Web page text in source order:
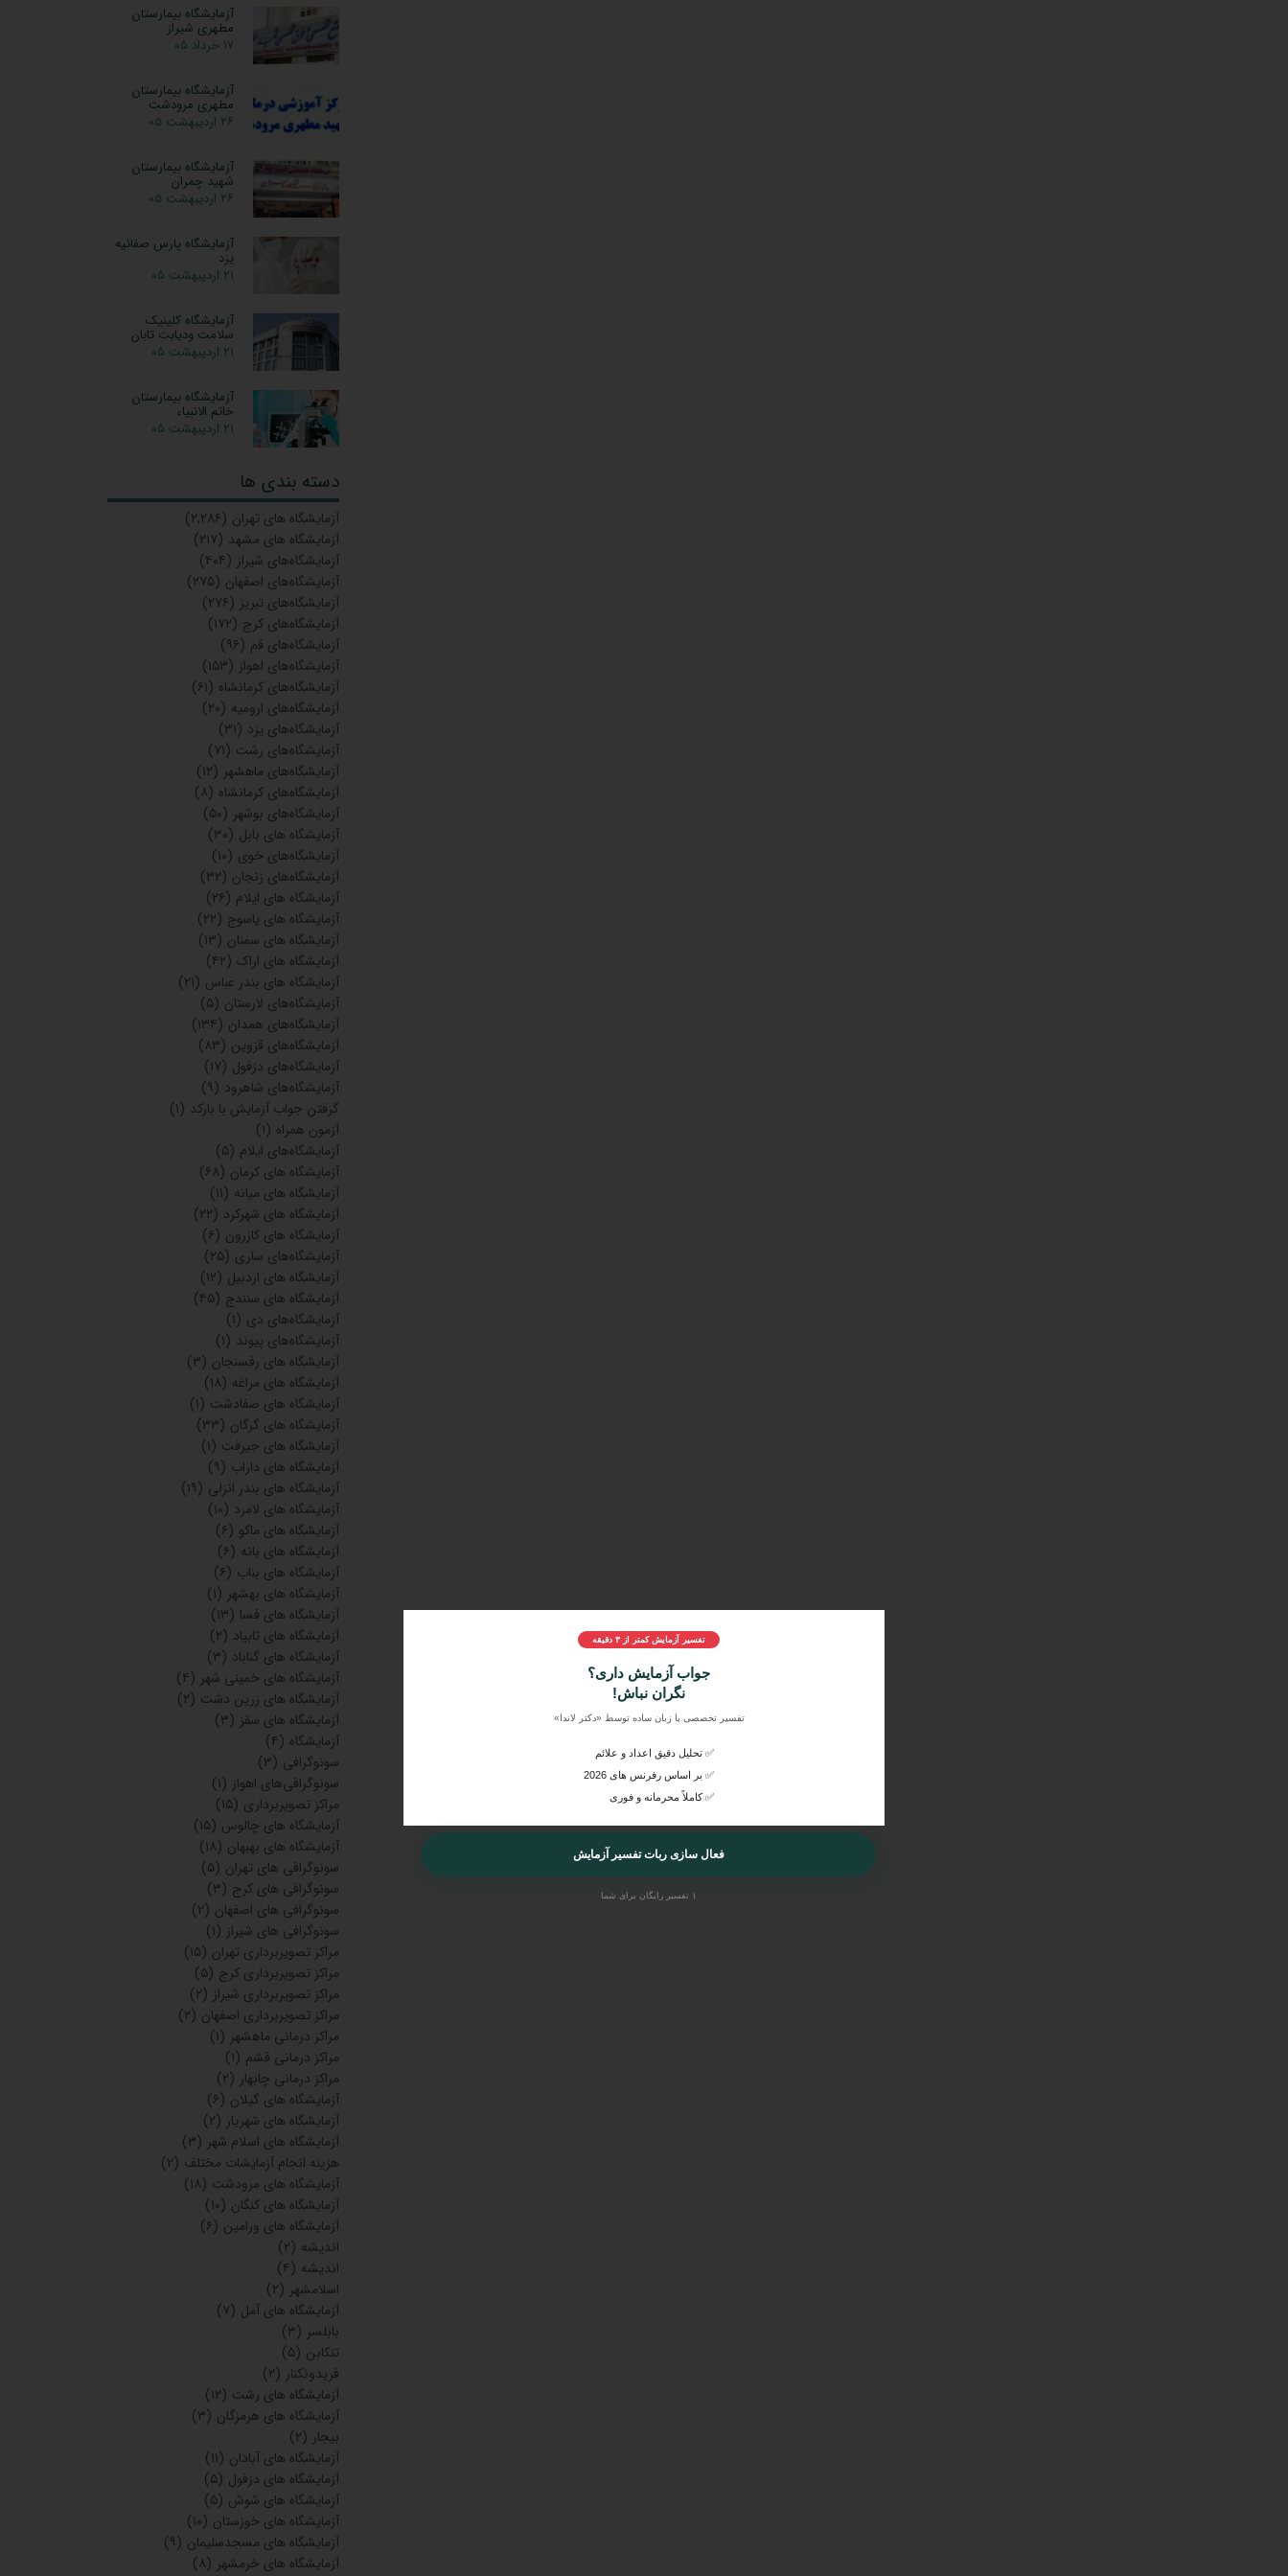
آزمایشگاه بیمارستان
مطهری شیراز
۱۷ خرداد ۰۵
آزمایشگاه بیمارستان
مطهری مرودشت
۲۶ اردیبهشت ۰۵
آزمایشگاه بیمارستان
شهید چمران
۲۶ اردیبهشت ۰۵
آزمایشگاه پارس صفائیه
یزد
۲۱ اردیبهشت ۰۵
آزمایشگاه کلینیک
سلامت ودیابت تابان
۲۱ اردیبهشت ۰۵
آزمایشگاه بیمارستان
خاتم الانبیاء
۲۱ اردیبهشت ۰۵
دسته بندی ها
آزمایشگاه‌ های تهران (۲,۲۸۶)
آزمایشگاه های مشهد (۲۱۷)
آزمایشگاه‌های شیراز (۴۰۴)
آزمایشگاه‌های اصفهان (۲۷۵)
آزمایشگاه‌های تبریز (۲۷۶)
آزمایشگاه‌های کرج (۱۷۲)
آزمایشگاه‌های قم (۹۶)
آزمایشگاه‌های اهواز (۱۵۳)
آزمایشگاه‌های کرمانشاه (۶۱)
آزمایشگاه‌های ارومیه (۲۰)
آزمایشگاه‌های یزد (۳۱)
آزمایشگاه‌های رشت (۷۱)
آزمایشگاه‌های ماهشهر (۱۲)
آزمایشگاه‌های کرمانشاه (۸)
آزمایشگاه‌های بوشهر (۵۰)
آزمایشگاه های بابل (۳۰)
آزمایشگاه‌های خوی (۱۰)
آزمایشگاه‌های زنجان (۳۲)
آزمایشگاه های ایلام (۲۶)
آزمایشگاه های یاسوج (۲۲)
آزمایشگاه های سمنان (۱۳)
آزمایشگاه های اراک (۴۲)
آزمایشگاه های بندر عباس (۲۱)
آزمایشگاه‌های لارستان (۵)
آزمایشگاه‌های همدان (۱۳۴)
آزمایشگاه‌های قزوین (۸۳)
آزمایشگاه‌های دزفول (۱۷)
آزمایشگاه‌های شاهرود (۹)
گرفتن جواب آزمایش با بارکد (۱)
آزمون همراه (۱)
آزمایشگاه‌های ایلام (۵)
آزمایشگاه های کرمان (۶۸)
آزمایشگاه های میانه (۱۱)
آزمایشگاه های شهرکرد (۲۲)
آزمایشگاه های کازرون (۶)
آزمایشگاه‌های ساری (۲۵)
آزمایشگاه های اردبیل (۱۲)
آزمایشگاه های سنندج (۴۵)
آزمایشگاه‌های دی (۱)
آزمایشگاه‌های پیوند (۱)
آزمایشگاه های رفسنجان (۳)
آزمایشگاه های مراغه (۱۸)
آزمایشگاه های صفادشت (۱)
آزمایشگاه های گرگان (۳۳)
آزمایشگاه های جیرفت (۱)
آزمایشگاه های داراب (۹)
آزمایشگاه های بندر انزلی (۱۹)
آزمایشگاه های لامرد (۱۰)
آزمایشگاه های ماکو (۶)
آزمایشگاه های بانه (۶)
آزمایشگاه های بناب (۶)
آزمایشگاه های بهشهر (۱)
آزمایشگاه های فسا (۱۳)
آزمایشگاه های تابیاد (۲)
آزمایشگاه های گناباد (۳)
آزمایشگاه های خمینی شهر (۴)
آزمایشگاه های زرین دشت (۲)
آزمایشگاه های سقز (۳)
آزمایشگاه (۴)
سونوگرافی (۳)
سونوگرافی‌های اهواز (۱)
مراکز تصویربرداری (۱۵)
آزمایشگاه های چالوس (۱۵)
آزمایشگاه های بهبهان (۱۸)
سونوگرافی های تهران (۵)
سونوگرافی های کرج (۳)
سونوگرافی های اصفهان (۲)
سونوگرافی های شیراز (۱)
مراکز تصویربرداری تهران (۱۵)
مراکز تصویربرداری کرج (۵)
مراکز تصویربرداری شیراز (۲)
مراکز تصویربرداری اصفهان (۲)
مراکز درمانی ماهشهر (۱)
مراکز درمانی قشم (۱)
مراکز درمانی چابهار (۲)
آزمایشگاه های گیلان (۶)
آزمایشگاه های شهریار (۲)
آزمایشگاه های اسلام شهر (۳)
هزینه انجام آزمایشات مختلف (۲)
آزمایشگاه های مرودشت (۱۸)
آزمایشگاه های کنگان (۱۰)
آزمایشگاه های ورامین (۶)
اندیشه (۲)
اندیشه (۴)
اسلامشهر (۲)
آزمایشگاه های آمل (۷)
بابلسر (۳)
تنکابن (۵)
فریدونکنار (۲)
آزمایشگاه های رشت (۱۲)
آزمایشگاه های هرمزگان (۳)
بیجار (۲)
آزمایشگاه های آبادان (۱۱)
آزمایشگاه های دزفول (۵)
آزمایشگاه های شوش (۵)
آزمایشگاه های خوزستان (۱۰)
آزمایشگاه های مسجدسلیمان (۹)
آزمایشگاه های خرمشهر (۸)
تفسیر آزمایش کمتر از ۳ دقیقه
جواب آزمایش داری؟
نگران نباش!
تفسیر تخصصی با زبان ساده توسط «دکتر لاندا»
✅ تحلیل دقیق اعداد و علائم
✅ بر اساس رفرنس های 2026
✅ کاملاً محرمانه و فوری
فعال سازی ربات تفسیر آزمایش
۱ تفسیر رایگان برای شما